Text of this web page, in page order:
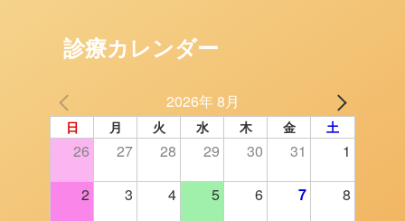
診療カレンダー
2026年 8月
日 月 火 水 木 金 土
26 27 28 29 30 31 1
2 3 4 5 6 7 8